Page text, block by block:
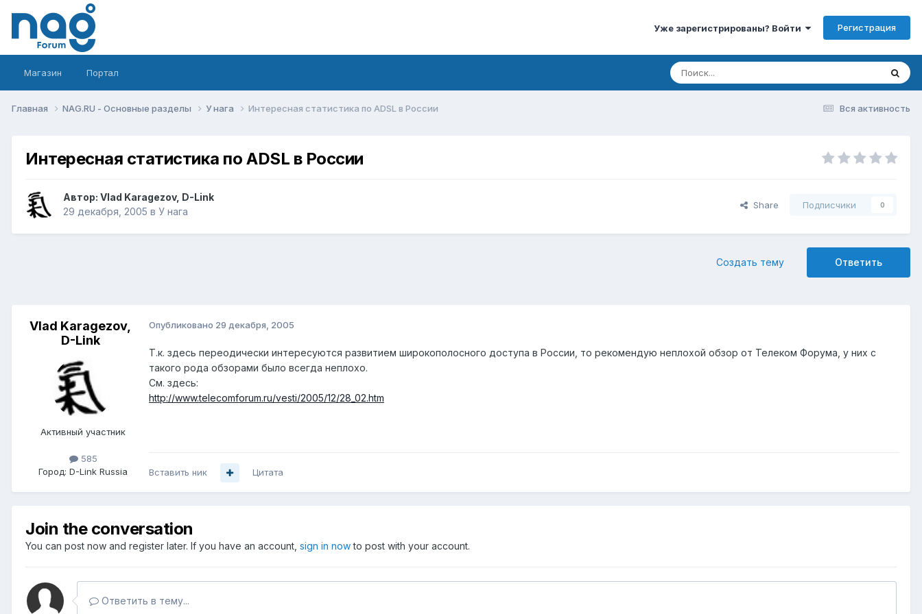
Уже зарегистрированы? Войти Регистрация
Магазин Портал
Вся активность
Главная NAG.RU - Основные разделы У нага Интересная статистика по ADSL в России
Интересная статистика по ADSL в России
Автор: Vlad Karagezov, D-Link
29 декабря, 2005 в У нага
Share Подписчики 0
Ответить
Создать тему
Vlad Karagezov,
D-Link
Активный участник
585
Город: D-Link Russia
Опубликовано 29 декабря, 2005
Т.к. здесь переодически интересуются развитием широкополосного доступа в России, то рекомендую неплохой обзор от Телеком Форума, у них с
такого рода обзорами было всегда неплохо.
См. здесь:
http://www.telecomforum.ru/vesti/2005/12/28_02.htm
Вставить ник Цитата
Join the conversation
You can post now and register later. If you have an account, sign in nowto post with your account.
Ответить в тему...